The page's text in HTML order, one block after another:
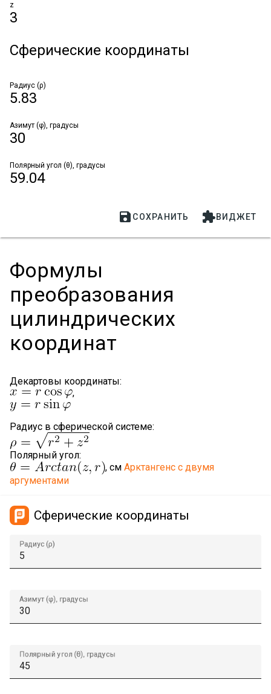
z
3
Сферические координаты
Радиус (ρ)
5.83
Азимут (φ), градусы
30
Полярный угол (θ), градусы
59.04
 СОХРАНИТЬ ВИДЖЕТ
Формулы
преобразования
цилиндрических
координат
Декартовы координаты:
,
Радиус в сферической системе:
Полярный угол:
, см Арктангенс с двумя
аргументами
Сферические координаты
Радиус (ρ)
Азимут (φ), градусы
Полярный угол (θ), градусы